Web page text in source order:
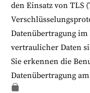
den Einsatz von TLS
Datenübertragung
vertraulicher Daten
Sie erkennen die
Datenübertragung